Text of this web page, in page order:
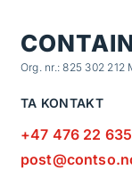
Org. nr.: 825 302 212
TA KONTAKT
+47 476 22 635